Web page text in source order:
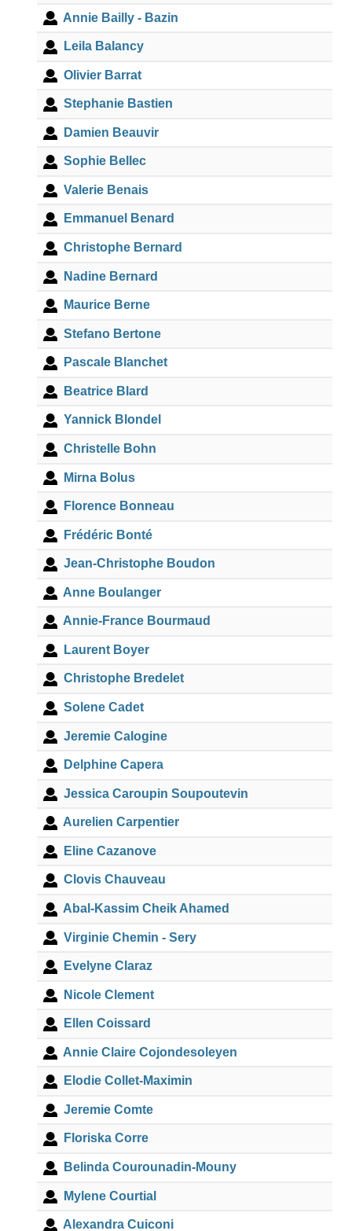
Annie Bailly - Bazin
Leila Balancy
Olivier Barrat
Stephanie Bastien
Damien Beauvir
Sophie Bellec
Valerie Benais
Emmanuel Benard
Christophe Bernard
Nadine Bernard
Maurice Berne
Stefano Bertone
Pascale Blanchet
Beatrice Blard
Yannick Blondel
Christelle Bohn
Mirna Bolus
Florence Bonneau
Frédéric Bonté
Jean-Christophe Boudon
Anne Boulanger
Annie-France Bourmaud
Laurent Boyer
Christophe Bredelet
Solene Cadet
Jeremie Calogine
Delphine Capera
Jessica Caroupin Soupoutevin
Aurelien Carpentier
Eline Cazanove
Clovis Chauveau
Abal-Kassim Cheik Ahamed
Virginie Chemin - Sery
Evelyne Claraz
Nicole Clement
Ellen Coissard
Annie Claire Cojondesoleyen
Elodie Collet-Maximin
Jeremie Comte
Floriska Corre
Belinda Courounadin-Mouny
Mylene Courtial
Alexandra Cuiconi